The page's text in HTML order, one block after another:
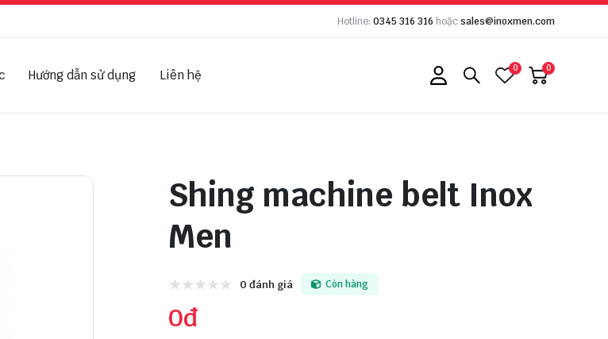
Hotline: 0345 316 316 hoặcsales@inoxmen.com
Hướng dẫn sử dụng Liên hệ 0 0
Shing machine belt Inox
Men
0 đánh giá Còn hàng
0đ